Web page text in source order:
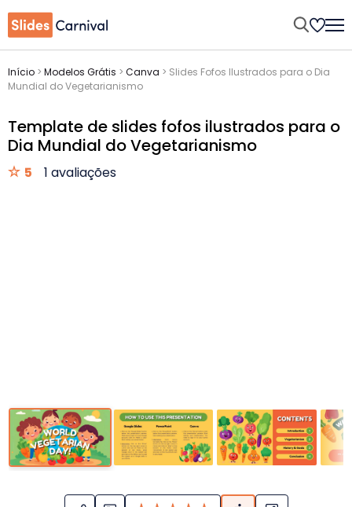
Início > Modelos Grátis > Canva > Slides Fofos Ilustrados para o Dia
Mundial do Vegetarianismo
Template de slides fofos ilustrados para o
Dia Mundial do Vegetarianismo
5 1 avaliações